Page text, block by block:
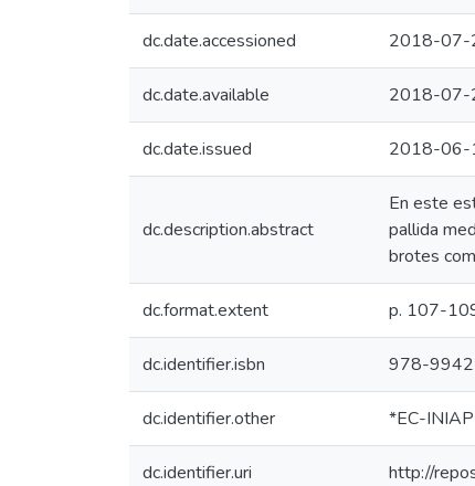
dc.date.accessioned 2018-07-
dc.date.available 2018-07-
dc.date.issued 2018-06-
dc.description.abstract
En este
pallida
brotes
dc.format.extent p. 107-
dc.identifier.isbn 978-
dc.identifier.other *EC-
dc.identifier.uri http://